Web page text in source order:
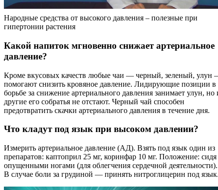
Народные средства от высокого давления – полезные при
гипертонии растения
Какой напиток мгновенно снижает артериальное
давление?
Кроме вкусовых качеств любые чаи — черный, зеленый, улун
помогают снизить кровяное давление. Лидирующие позиции в
борьбе за снижение артериального давления занимает улун, но
другие его собратья не отстают. Черный чай способен
предотвратить скачки артериального давления в течение дня.
Что кладут под язык при высоком давлении?
Измерить артериальное давление (АД). Взять под язык один из
препаратов: каптоприл 25 мг, коринфар 10 мг. Положение: сидя
опущенными ногами (для облегчения сердечной деятельности).
В случае боли за грудиной — принять нитроглицерин под